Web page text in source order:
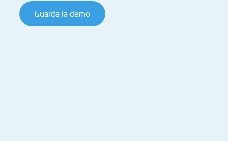
Guarda la demo